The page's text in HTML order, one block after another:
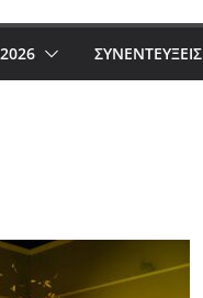
ΣΥΝΕΝΤΕΥΞΕΙΣ